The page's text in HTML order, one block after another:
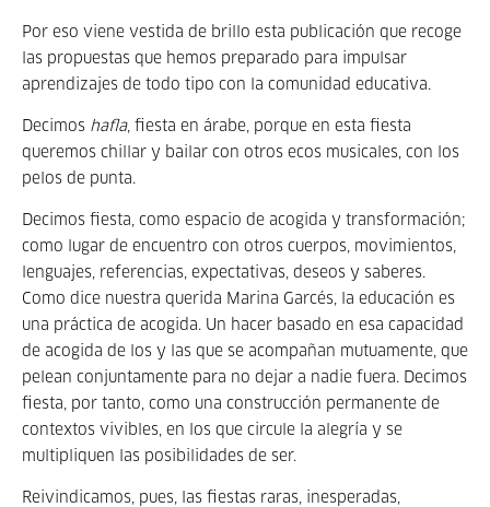
Por eso viene vestida de brillo esta publicación que recoge
las propuestas que hemos preparado para impulsar
aprendizajes de todo tipo con la comunidad educativa.
Decimos hafla, fiesta en árabe, porque en esta fiesta
queremos chillar y bailar con otros ecos musicales, con los
pelos de punta.
Decimos fiesta, como espacio de acogida y transformación;
como lugar de encuentro con otros cuerpos, movimientos,
lenguajes, referencias, expectativas, deseos y saberes.
Como dice nuestra querida Marina Garcés, la educación es
una práctica de acogida. Un hacer basado en esa capacidad
de acogida de los y las que se acompañan mutuamente, que
pelean conjuntamente para no dejar a nadie fuera. Decimos
fiesta, por tanto, como una construcción permanente de
contextos vivibles, en los que circule la alegría y se
multipliquen las posibilidades de ser.
Reivindicamos, pues, las fiestas raras, inesperadas,